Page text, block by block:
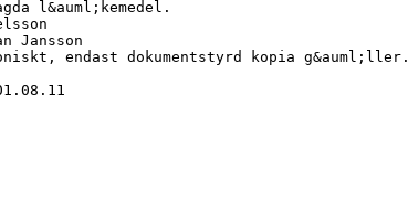
l&auml;kemedel.
Jansson
endast dokumentstyrd kopia g&auml;ller.